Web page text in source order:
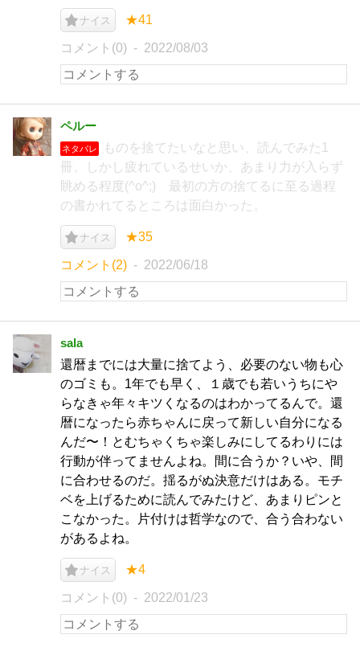
ナイス ★41
コメント(0) 2022/08/03
ペルー
ネタバレ
ものを捨てたいなと思い、読んでみた1
冊。しかし疲れているせいか、あまり力が入らず
眺める程度(^o^;) 最初の方の捨てるに至る過程
の書かれてるところは面白かった。
ナイス ★35
コメント(2) 2022/06/18
sala
還暦までには大量に捨てよう、必要のない物も心
のゴミも。1年でも早く、１歳でも若いうちにや
らなきゃ年々キツくなるのはわかってるんで。還
暦になったら赤ちゃんに戻って新しい自分になる
んだ〜！とむちゃくちゃ楽しみにしてるわりには
行動が伴ってませんよね。間に合うか？いや、間
に合わせるのだ。揺るがぬ決意だけはある。モチ
ベを上げるために読んでみたけど、あまりピンと
こなかった。片付けは哲学なので、合う合わない
があるよね。
ナイス ★4
コメント(0) 2022/01/23